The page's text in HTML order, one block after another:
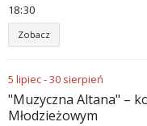
18:30
Zobacz
5 lipiec-30 sierpień
"Muzyczna Altana" –
Młodzieżowym